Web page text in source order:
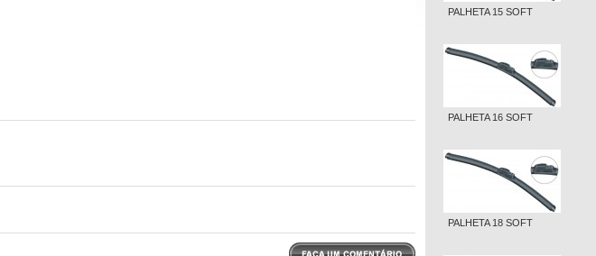
PALHETA 15 SOFT
PALHETA 16 SOFT
PALHETA 18 SOFT